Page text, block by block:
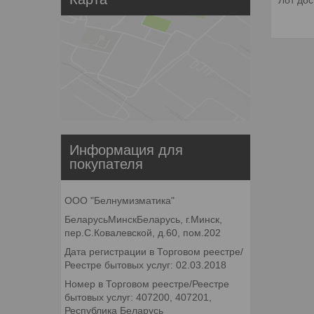
Информация для
покупателя
ООО "Белнумизматика"
БеларусьМинскБеларусь, г.Минск,
пер.С.Ковалевской, д.60, пом.202
Дата регистрации в Торговом реестре/
Реестре бытовых услуг: 02.03.2018
Номер в Торговом реестре/Реестре
бытовых услуг: 407200, 407201,
Республика Беларусь